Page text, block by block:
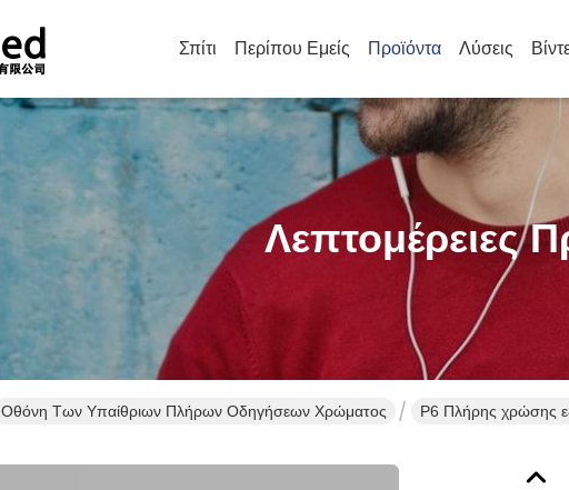
Σπίτι Περίπου Εμείς Προϊόντα Λύσεις
Λεπτομέρειες
Οθόνη Των Υπαίθριων Πλήρων Οδηγήσεων Χρώματος P6 Πλήρης χρώσης